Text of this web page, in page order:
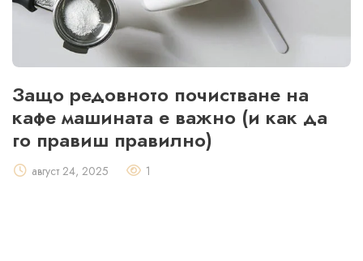
Защо редовното почистване на
кафе машината е важно (и как да
го правиш правилно)
август 24, 2025 1